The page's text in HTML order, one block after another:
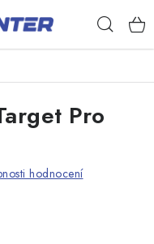
Pro
hodnocení